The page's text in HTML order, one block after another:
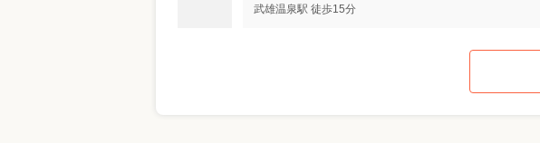
武雄温泉駅 徒歩15分